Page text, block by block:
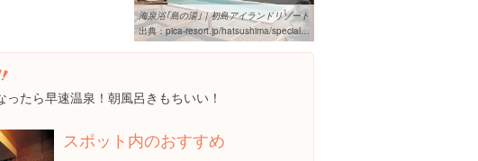
海泉浴｢島の湯｣｜初島アイランドリゾート
出典：pica-resort.jp/hatsushima/special/shimanoyu.php
ったら早速温泉！朝風呂きもちいい！
スポット内のおすすめ